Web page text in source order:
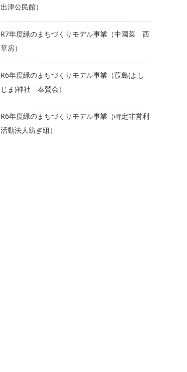
出津公民館）
R7年度緑のまちづくりモデル事業（中國菜 西
華房）
R6年度緑のまちづくりモデル事業（葭島(よし
じま)神社 奉賛会）
R6年度緑のまちづくりモデル事業（特定非営利
活動法人紡ぎ組）